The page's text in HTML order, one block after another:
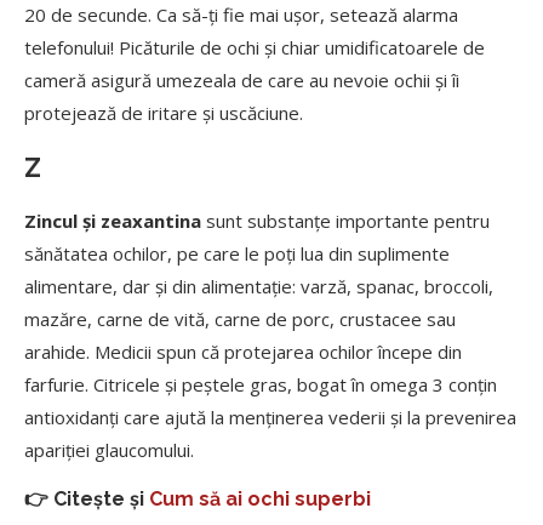
20 de secunde. Ca să-ți fie mai ușor, setează alarma
telefonului! Picăturile de ochi și chiar umidificatoarele de
cameră asigură umezeala de care au nevoie ochii și îi
protejează de iritare și uscăciune.
Z
Zincul și zeaxantina sunt substanțe importante pentru
sănătatea ochilor, pe care le poți lua din suplimente
alimentare, dar și din alimentație: varză, spanac, broccoli,
mazăre, carne de vită, carne de porc, crustacee sau
arahide. Medicii spun că protejarea ochilor începe din
farfurie. Citricele și peștele gras, bogat în omega 3 conțin
antioxidanți care ajută la menținerea vederii și la prevenirea
apariției glaucomului.
👉 Citește și Cum să ai ochi superbi